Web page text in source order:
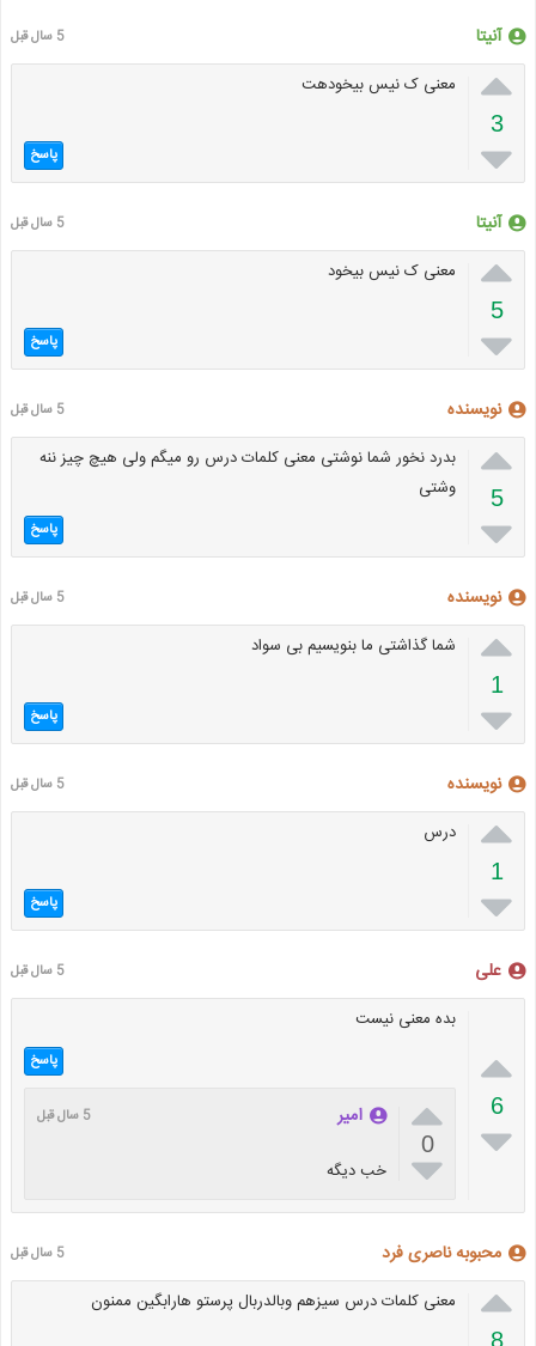
آنیتا 5 سال قبل

3

معنی ک نیس بیخودهت
پاسخ
آنیتا 5 سال قبل

5

معنی ک نیس بیخود
پاسخ
نویسنده 5 سال قبل

5

بدرد نخور شما نوشتی معنی کلمات درس رو میگم ولی هیچ چیز ننه
وشتی
پاسخ
نویسنده 5 سال قبل

1

شما گذاشتی ما بنویسیم بی سواد
پاسخ
نویسنده 5 سال قبل

1

درس
پاسخ
علی 5 سال قبل

6

بده معنی نیست
پاسخ

0

امیر 5 سال قبل
خب دیگه
محبوبه ناصری فرد 5 سال قبل

8
معنی کلمات درس سیزهم وبالدربال پرستو هارابگین ممنون